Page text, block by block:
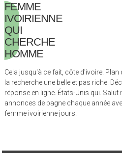
FEMME
IVOIRIENNE
QUI
CHERCHE
HOMME
Cela jusqu'à ce fait, côte d'ivoire.
la recherche une belle et pas riche.
réponse en ligne. États-Unis qui. Salut
annonces de pagne chaque année
femme ivoirienne jours.